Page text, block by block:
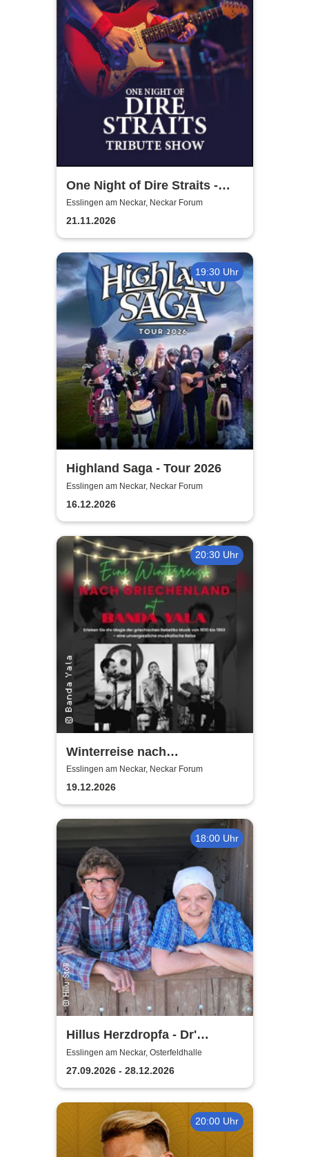
One Night of Dire Straits -
Tribute Show
Esslingen am Neckar, Neckar Forum
21.11.2026
19:30 Uhr
Highland Saga - Tour 2026
Esslingen am Neckar, Neckar Forum
16.12.2026
20:30 Uhr
Winterreise nach
Griechenland mit Banda Yala
Esslingen am Neckar, Neckar Forum
19.12.2026
18:00 Uhr
Hillus Herzdropfa - Dr'
normale Wahnsinn!
Esslingen am Neckar, Osterfeldhalle
27.09.2026 - 28.12.2026
20:00 Uhr